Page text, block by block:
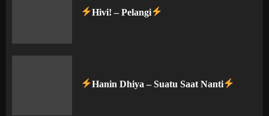
Hivi! – Pelangi
Hanin Dhiya – Suatu Saat Nanti